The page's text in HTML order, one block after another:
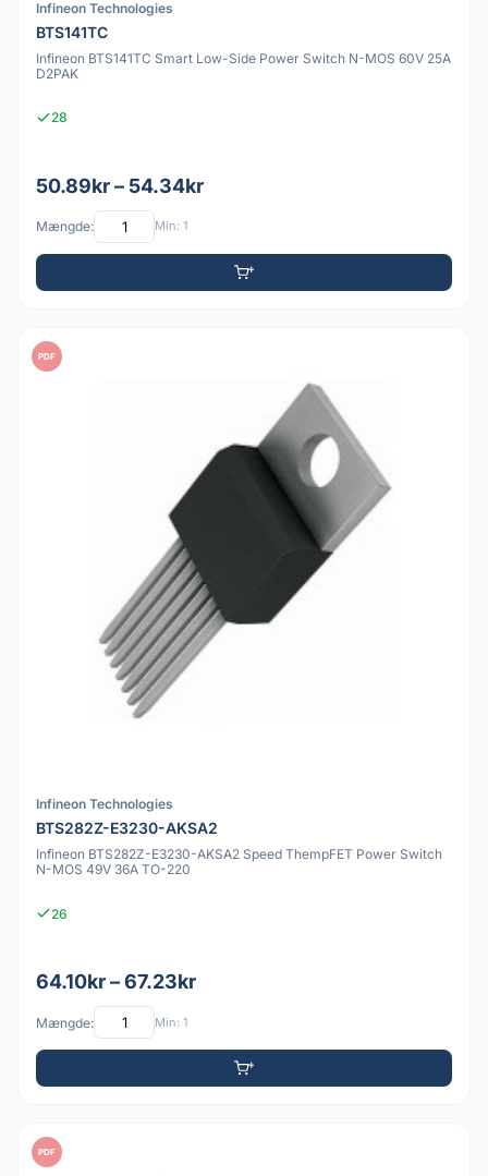
Infineon Technologies
BTS141TC
Infineon BTS141TC Smart Low-Side Power Switch N-MOS 60V 25A
D2PAK
28
50.89kr – 54.34kr
Mængde: Min: 1
PDF
Infineon Technologies
BTS282Z-E3230-AKSA2
Infineon BTS282Z-E3230-AKSA2 Speed ThempFET Power Switch
N-MOS 49V 36A TO-220
26
64.10kr – 67.23kr
Mængde: Min: 1
PDF